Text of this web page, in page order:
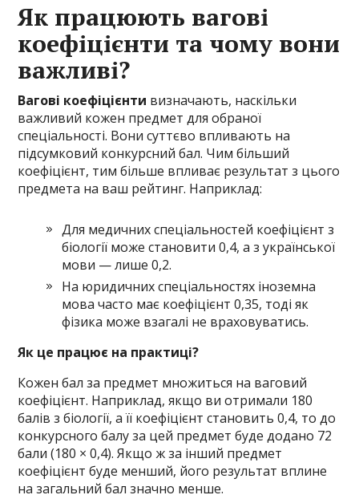
Як працюють вагові
коефіцієнти та чому вони
важливі?
Вагові коефіцієнти визначають, наскільки
важливий кожен предмет для обраної
спеціальності. Вони суттєво впливають на
підсумковий конкурсний бал. Чим більший
коефіцієнт, тим більше впливає результат з цього
предмета на ваш рейтинг. Наприклад:
Для медичних спеціальностей коефіцієнт з
біології може становити 0,4, а з української
мови — лише 0,2.
На юридичних спеціальностях іноземна
мова часто має коефіцієнт 0,35, тоді як
фізика може взагалі не враховуватись.
Як це працює на практиці?
Кожен бал за предмет множиться на ваговий
коефіцієнт. Наприклад, якщо ви отримали 180
балів з біології, а її коефіцієнт становить 0,4, то до
конкурсного балу за цей предмет буде додано 72
бали (180 × 0,4). Якщо ж за інший предмет
коефіцієнт буде менший, його результат вплине
на загальний бал значно менше.